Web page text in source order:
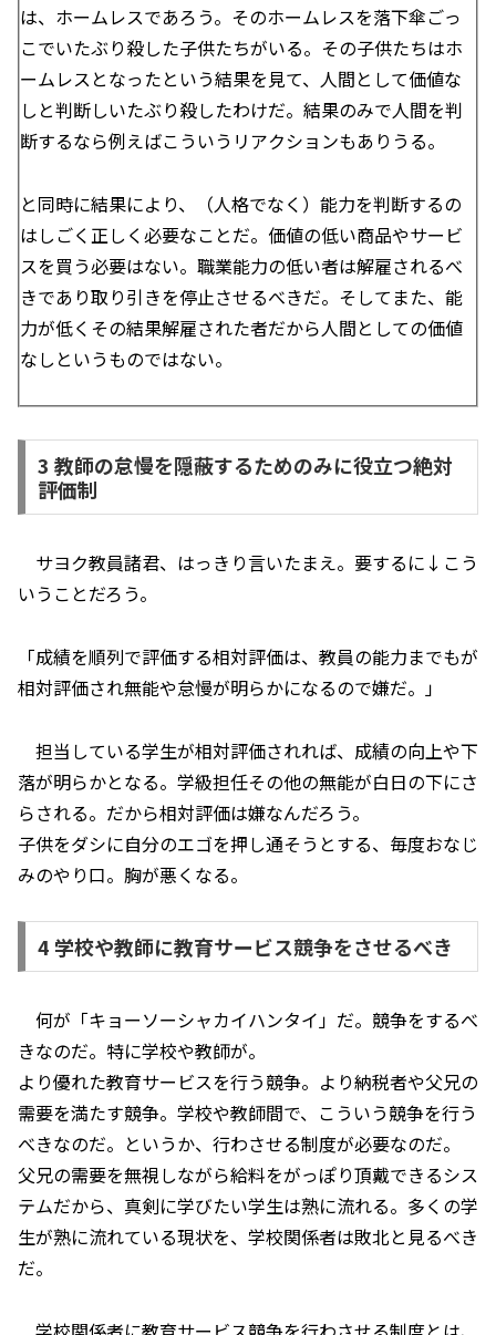
は、ホームレスであろう。そのホームレスを落下傘ごっ
こでいたぶり殺した子供たちがいる。その子供たちはホ
ームレスとなったという結果を見て、人間として価値な
しと判断しいたぶり殺したわけだ。結果のみで人間を判
断するなら例えばこういうリアクションもありうる。
と同時に結果により、（人格でなく）能力を判断するの
はしごく正しく必要なことだ。価値の低い商品やサービ
スを買う必要はない。職業能力の低い者は解雇されるべ
きであり取り引きを停止させるべきだ。そしてまた、能
力が低くその結果解雇された者だから人間としての価値
なしというものではない。
3 教師の怠慢を隠蔽するためのみに役立つ絶対
評価制
サヨク教員諸君、はっきり言いたまえ。要するに↓こう
いうことだろう。
「成績を順列で評価する相対評価は、教員の能力までもが
相対評価され無能や怠慢が明らかになるので嫌だ。」
担当している学生が相対評価されれば、成績の向上や下
落が明らかとなる。学級担任その他の無能が白日の下にさ
らされる。だから相対評価は嫌なんだろう。
子供をダシに自分のエゴを押し通そうとする、毎度おなじ
みのやり口。胸が悪くなる。
4 学校や教師に教育サービス競争をさせるべき
何が「キョーソーシャカイハンタイ」だ。競争をするべ
きなのだ。特に学校や教師が。
より優れた教育サービスを行う競争。より納税者や父兄の
需要を満たす競争。学校や教師間で、こういう競争を行う
べきなのだ。というか、行わさせる制度が必要なのだ。
父兄の需要を無視しながら給料をがっぽり頂戴できるシス
テムだから、真剣に学びたい学生は熟に流れる。多くの学
生が熟に流れている現状を、学校関係者は敗北と見るべき
だ。